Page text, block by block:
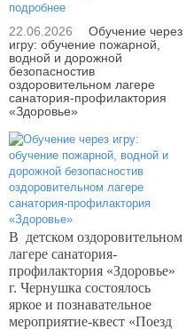
подробнее
22.06.2026
Обучение через
игру: обучение пожарной,
водной и дорожной
безопасностив
оздоровительном лагере
санатория-профилактория
«Здоровье»
В детском оздоровительном
лагере санатория-
профилактория «Здоровье»
г. Чернушка состоялось
яркое и познавательное
мероприятие-квест «Поезд